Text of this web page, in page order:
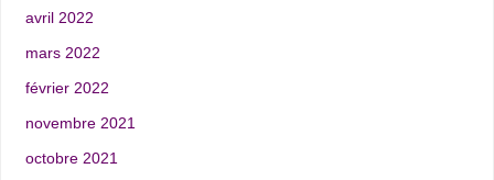
avril 2022
mars 2022
février 2022
novembre 2021
octobre 2021